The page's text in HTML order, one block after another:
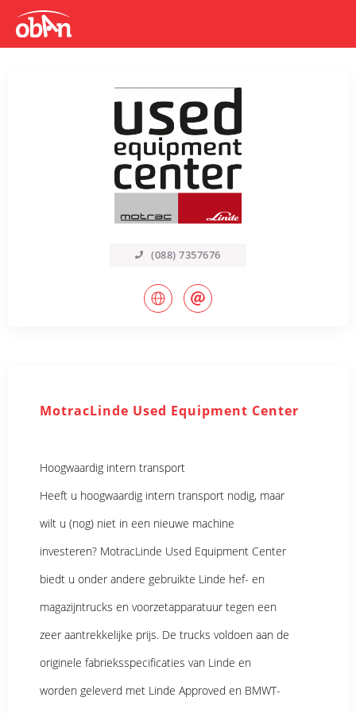
(088) 7357676
MotracLinde Used Equipment Center
Hoogwaardig intern transport
Heeft u hoogwaardig intern transport nodig, maar
wilt u (nog) niet in een nieuwe machine
investeren? MotracLinde Used Equipment Center
biedt u onder andere gebruikte Linde hef- en
magazijntrucks en voorzetapparatuur tegen een
zeer aantrekkelijke prijs. De trucks voldoen aan de
originele fabrieksspecificaties van Linde en
worden geleverd met Linde Approved en BMWT-